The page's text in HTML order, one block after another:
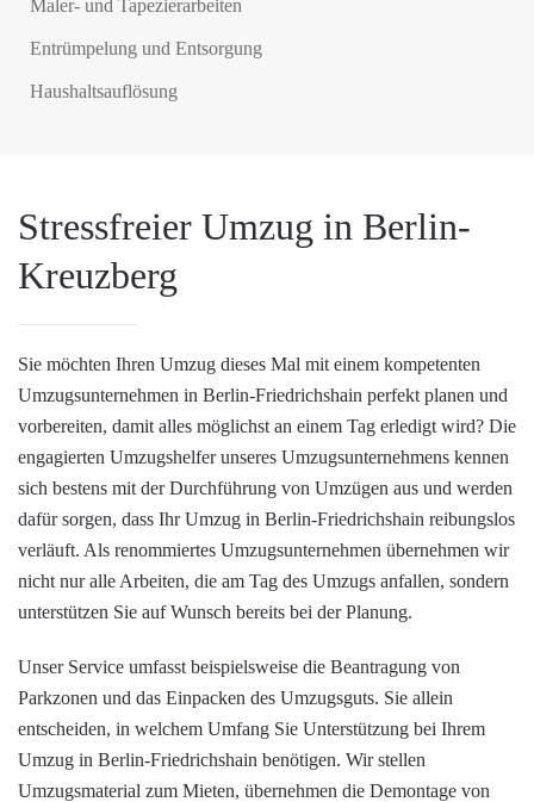
Maler- und Tapezierarbeiten
Entrümpelung und Entsorgung
Haushaltsauflösung
Stressfreier Umzug in Berlin-
Kreuzberg
Sie möchten Ihren Umzug dieses Mal mit einem kompetenten
Umzugsunternehmen in Berlin-Friedrichshain perfekt planen und
vorbereiten, damit alles möglichst an einem Tag erledigt wird? Die
engagierten Umzugshelfer unseres Umzugsunternehmens kennen
sich bestens mit der Durchführung von Umzügen aus und werden
dafür sorgen, dass Ihr Umzug in Berlin-Friedrichshain reibungslos
verläuft. Als renommiertes Umzugsunternehmen übernehmen wir
nicht nur alle Arbeiten, die am Tag des Umzugs anfallen, sondern
unterstützen Sie auf Wunsch bereits bei der Planung.
Unser Service umfasst beispielsweise die Beantragung von
Parkzonen und das Einpacken des Umzugsguts. Sie allein
entscheiden, in welchem Umfang Sie Unterstützung bei Ihrem
Umzug in Berlin-Friedrichshain benötigen. Wir stellen
Umzugsmaterial zum Mieten, übernehmen die Demontage von